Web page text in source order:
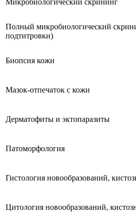
Полный микробиологический
подтитровки)
Биопсия кожи
Мазок-отпечаток с кожи
Дерматофиты и эктопаразиты
Патоморфология
Гистология новообразований,
Цитология новообразований,